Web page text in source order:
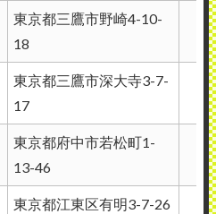
東京都三鷹市野崎4-10-
18
東京都三鷹市深大寺3-7-
17
東京都府中市若松町1-
13-46
東京都江東区有明3-7-26